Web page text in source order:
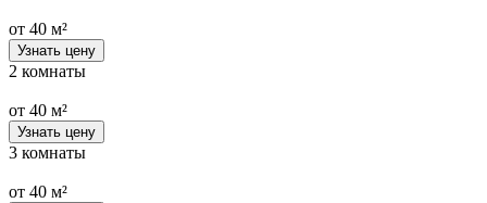
от 40 м²
Узнать цену
2 комнаты
от 40 м²
Узнать цену
3 комнаты
от 40 м²